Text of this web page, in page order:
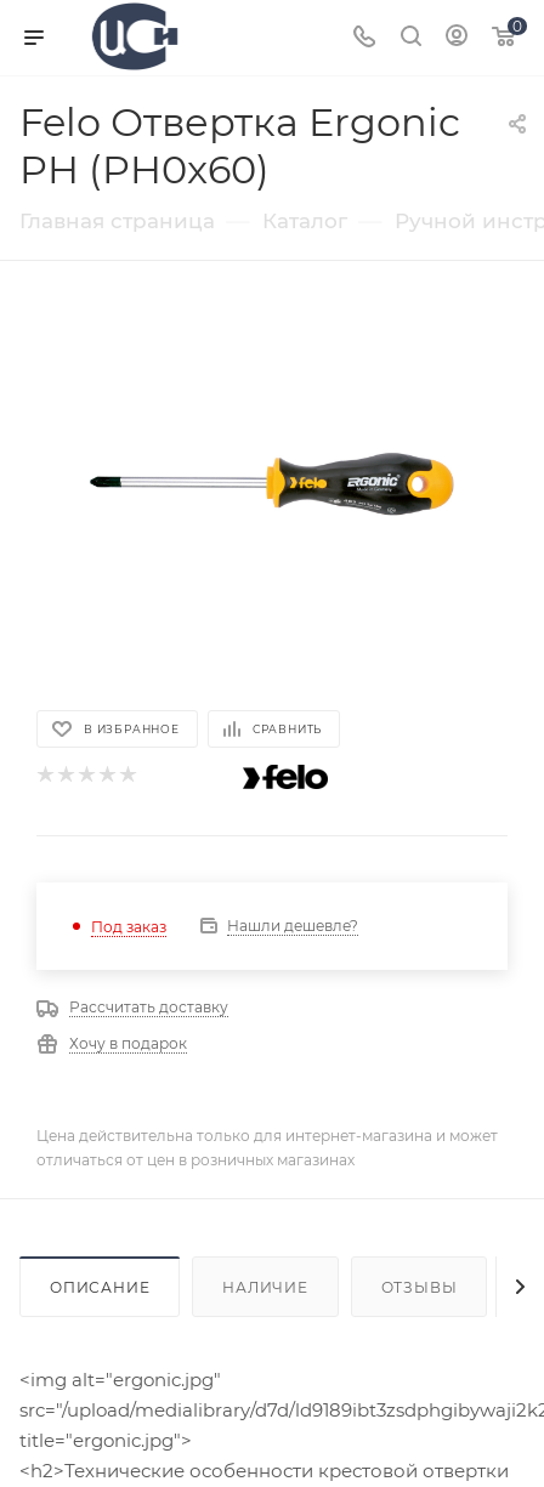
0
Felo Отвертка Ergonic
PH (PH0x60)
Главная страница Каталог Ручной
В ИЗБРАННОЕ СРАВНИТЬ
Под заказ Нашли дешевле?
Рассчитать доставку
Хочу в подарок
Цена действительна только для интернет-магазина и может
отличаться от цен в розничных магазинах
ОПИСАНИЕ НАЛИЧИЕ ОТЗЫВЫ
<img alt="ergonic.jpg"
src="/upload/medialibrary/d7d/
title="ergonic.jpg">
<h2>Технические особенности крестовой отвертки